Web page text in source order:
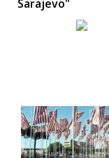
Sarajevo"